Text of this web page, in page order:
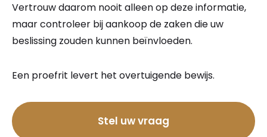
Vertrouw daarom nooit alleen op deze informatie,
maar controleer bij aankoop de zaken die uw
beslissing zouden kunnen beïnvloeden.
Een proefrit levert het overtuigende bewijs.
Stel uw vraag